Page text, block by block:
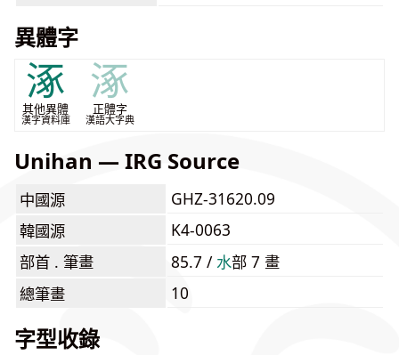
異體字
涿
其他異體
漢字資料庫
涿
正體字
漢語大字典
Unihan — IRG Source
中國源
GHZ-31620.09
韓國源
K4-0063
部首 . 筆畫
85.7 /⽔部 7 畫
總筆畫
10
字型收錄